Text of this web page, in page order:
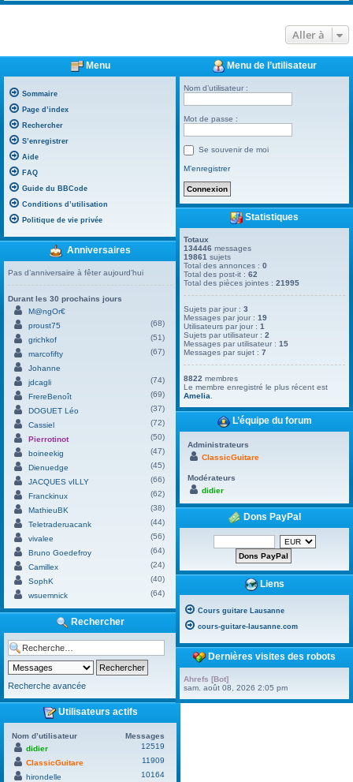
Aller à
Menu
Sommaire
Page d’index
Rechercher
S’enregistrer
Aide
FAQ
Guide du BBCode
Conditions d’utilisation
Politique de vie privée
Anniversaires
Pas d’anniversaire à fêter aujourd’hui
Durant les 30 prochains jours
M@ngOr€
proust75
(68)
grichkof
(51)
marcofifty
(67)
Johanne
jdcagli
(74)
FrereBenoît
(69)
DOGUET Léo
(37)
Cassiel
(72)
Pierrotinot
(50)
boineekig
(47)
Dienuedge
(45)
JACQUES vILLY
(66)
Franckinux
(62)
MathieuBK
(38)
Teletraderuacank
(44)
vivalee
(56)
Bruno Goedefroy
(64)
Camillex
(24)
SophK
(40)
wsuemnick
(64)
Rechercher
Recherche avancée
Utilisateurs actifs
Nom d’utilisateur
Messages
didier
12519
ClassicGuitare
11909
hirondelle
10164
Menu de l’utilisateur
Nom d’utilisateur :
Mot de passe :
Se souvenir de moi
M’enregistrer
Statistiques
Totaux
134446 messages
19861 sujets
Total des annonces :0
Total des post-it :62
Total des pièces jointes :21995
Sujets par jour :3
Messages par jour :19
Utilisateurs par jour :1
Sujets par utilisateur :2
Messages par utilisateur :15
Messages par sujet :7
8822 membres
Le membre enregistré le plus récent est
Amelia
L’équipe du forum
Administrateurs
ClassicGuitare
Modérateurs
didier
Dons PayPal
Liens
Cours guitare Lausanne
cours-guitare-lausanne.com
Dernières visites des robots
Ahrefs [Bot]
sam. août 08, 2026 2:05 pm